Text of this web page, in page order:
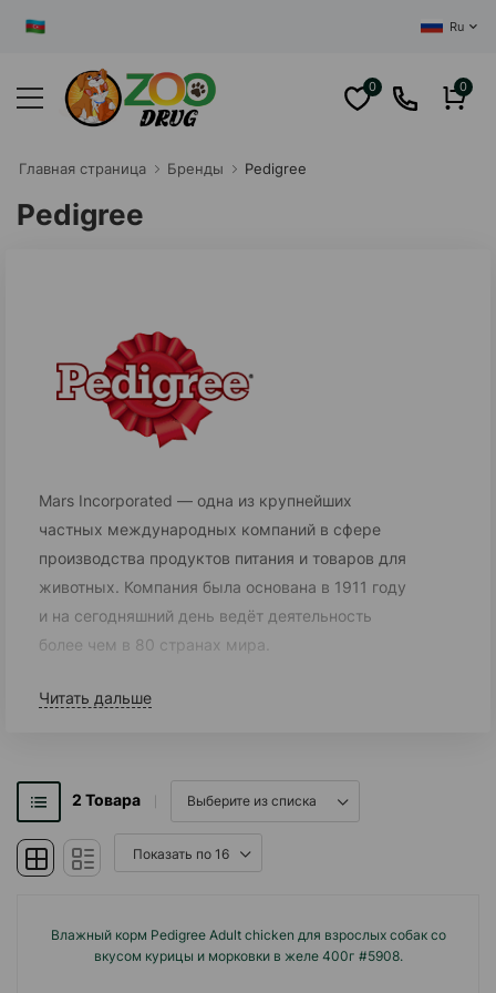
Ru
0 0
Главная cтраница Бренды Pedigree
Pedigree
Mars Incorporated — одна из крупнейших
частных международных компаний в сфере
производства продуктов питания и товаров для
животных. Компания была основана в 1911 году
и на сегодняшний день ведёт деятельность
более чем в 80 странах мира.
Mars Incorporated широко известна как лидер в
бренды, как Whiskas, Pedigree, Royal Canin,
Sheba и Kitekat. Все продукты
разрабатываются с участием ветеринаров,
нутрициологов и научных центров компании,
безопасности.
Читать дальше
2 Товара
Влажный корм Pedigree Adult chicken для взрослых собак со
вкусом курицы и морковки в желе 400г #5908.